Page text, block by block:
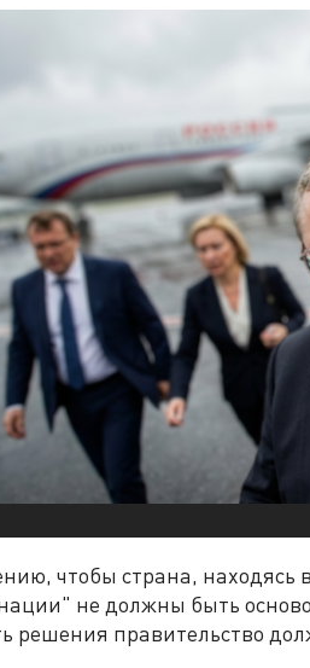
чтобы страна,
не должны быть
решения правительство